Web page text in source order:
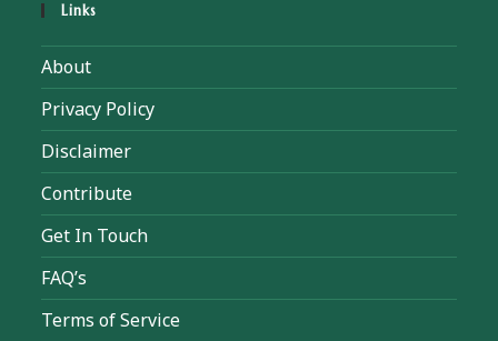
Links
About
Privacy Policy
Disclaimer
Contribute
Get In Touch
FAQ’s
Terms of Service